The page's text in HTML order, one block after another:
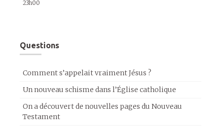
23h00
Questions
Comment s’appelait vraiment Jésus ?
Un nouveau schisme dans l’Église catholique
On a découvert de nouvelles pages du Nouveau
Testament